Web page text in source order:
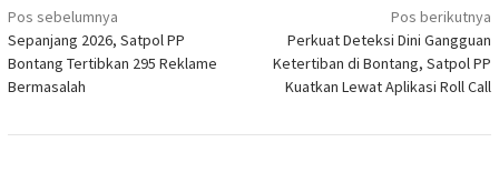
Navigasi
pos
Pos sebelumnya
Sepanjang 2026, Satpol PP
Bontang Tertibkan 295 Reklame
Bermasalah
Pos berikutnya
Perkuat Deteksi Dini Gangguan
Ketertiban di Bontang, Satpol PP
Kuatkan Lewat Aplikasi Roll Call